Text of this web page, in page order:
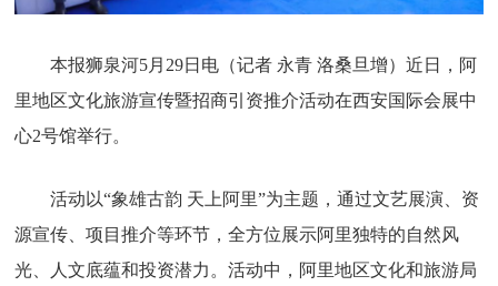
本报狮泉河5月29日电（记者 永青 洛桑旦增）近日，阿
里地区文化旅游宣传暨招商引资推介活动在西安国际会展中
心2号馆举行。
活动以“象雄古韵 天上阿里”为主题，通过文艺展演、资
源宣传、项目推介等环节，全方位展示阿里独特的自然风
光、人文底蕴和投资潜力。活动中，阿里地区文化和旅游局